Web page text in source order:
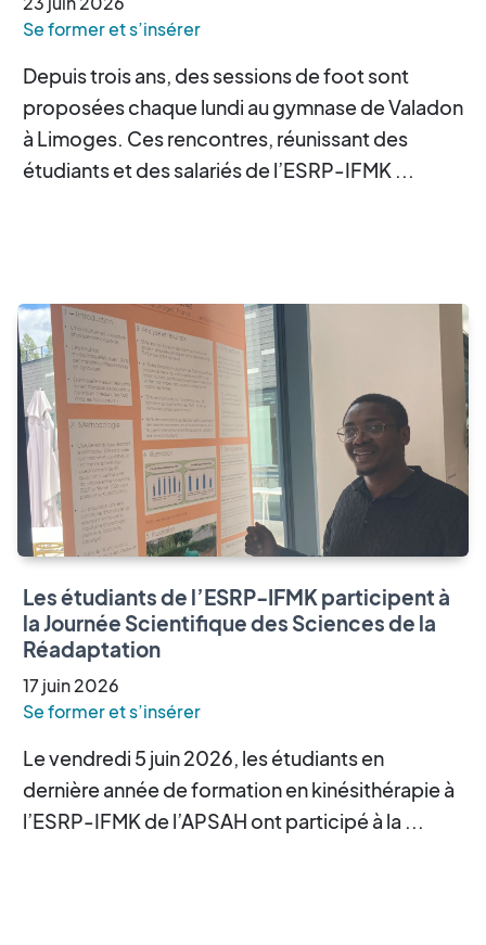
Se former et s’insérer
Depuis trois ans, des sessions de foot sont
proposées chaque lundi au gymnase de Valadon
à Limoges. Ces rencontres, réunissant des
étudiants et des salariés de l’ESRP-IFMK ...
Les étudiants de l’ESRP-IFMK participent à
la Journée Scientifique des Sciences de la
Réadaptation
17juin2026
Se former et s’insérer
Le vendredi 5 juin 2026, les étudiants en
dernière année de formation en kinésithérapie à
l’ESRP-IFMK de l’APSAH ont participé à la ...